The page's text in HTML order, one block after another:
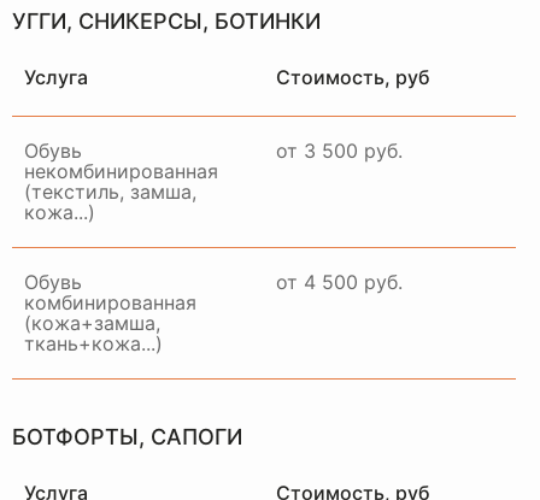
УГГИ, СНИКЕРСЫ, БОТИНКИ
Услуга Стоимость, руб
Обувь
некомбинированная
(текстиль, замша,
кожа...)
от 3 500 руб.
Обувь
комбинированная
(кожа+замша,
ткань+кожа...)
от 4 500 руб.
БОТФОРТЫ, САПОГИ
Услуга Стоимость, руб